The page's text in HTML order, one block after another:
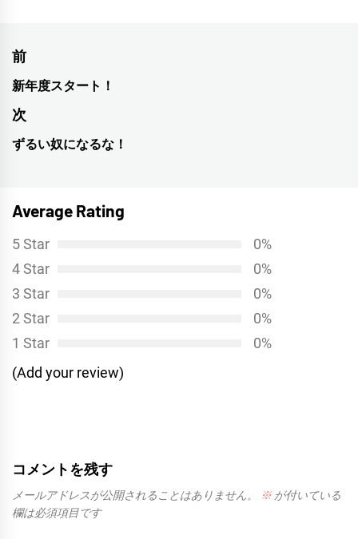
投
稿
ナ
ビ
ー
ョ
ン
前
前
の
投
新年度スタート！
次
次
稿:
ずるい奴になるな！
Average Rating
5 Star
0%
4 Star
0%
3 Star
0%
2 Star
0%
1 Star
0%
(Add your review)
コメントを残す
メールアドレスが公開されることはありません。 ※ が付いている
欄は必須項目です